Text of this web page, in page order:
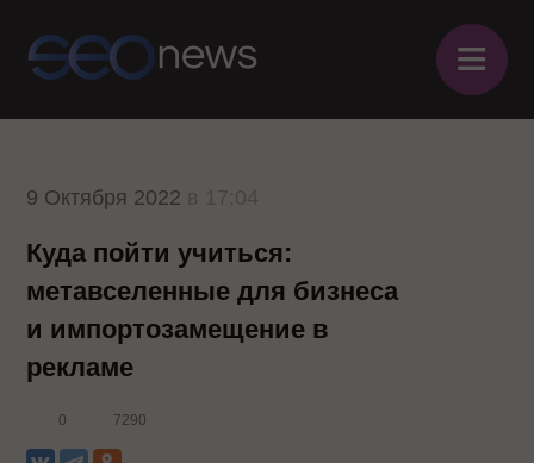
≡
9 Октября 2022
Куда пойти учиться:
метавселенные для бизнеса
и импортозамещение в
рекламе
0 7290